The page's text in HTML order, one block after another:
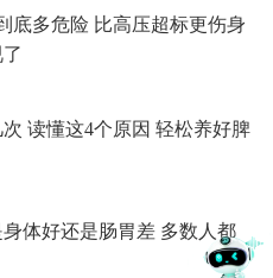
底多危险 比高压超标更伤身
读懂这4个原因 轻松养好脾
体好还是肠胃差 多数人都